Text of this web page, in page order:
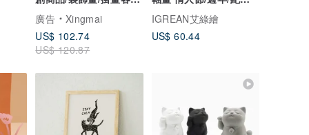
餐廳手繪肌理質感
廣告
Xingmai
US$ 102.74
US$ 120.87
日/客製化禮物
IGREAN艾綠繪
US$ 60.44